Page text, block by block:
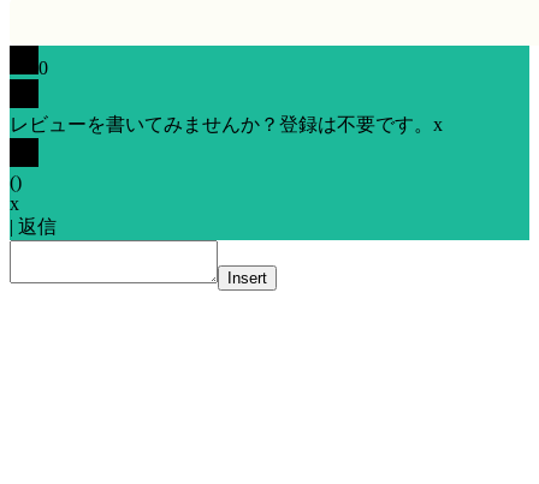
0
レビューを書いてみませんか？登録は不要です。 x
()
x
| 返信
Insert